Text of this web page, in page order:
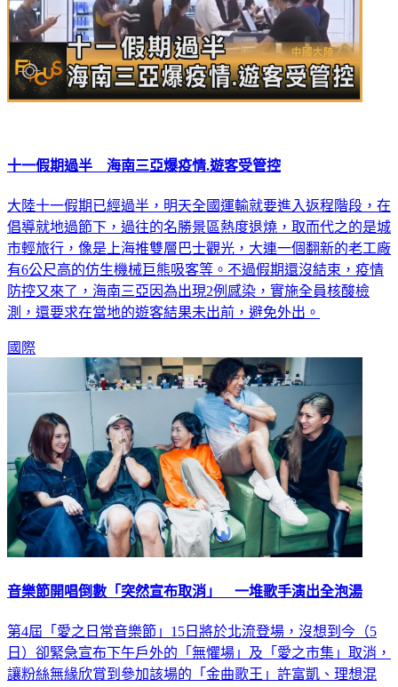
十一假期過半 海南三亞爆疫情.遊客受管控
大陸十一假期已經過半，明天全國運輸就要進入返程階段，在
倡導就地過節下，過往的名勝景區熱度退燒，取而代之的是城
市輕旅行，像是上海推雙層巴士觀光，大連一個翻新的老工廠
有6公尺高的仿生機械巨熊吸客等。不過假期還沒結束，疫情
防控又來了，海南三亞因為出現2例感染，實施全員核酸檢
測，還要求在當地的遊客結果未出前，避免外出。
國際
音樂節開唱倒數「突然宣布取消」 一堆歌手演出全泡湯
第4屆「愛之日常音樂節」15日將於北流登場，沒想到今（5
日）卻緊急宣布下午戶外的「無懼場」及「愛之市集」取消，
讓粉絲無緣欣賞到參加該場的「金曲歌王」許富凱、理想混